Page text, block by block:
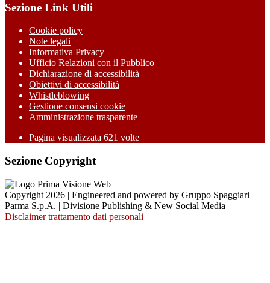
Sezione Link Utili
Cookie policy
Note legali
Informativa Privacy
Ufficio Relazioni con il Pubblico
Dichiarazione di accessibilità
Obiettivi di accessibilità
Whistleblowing
Gestione consensi cookie
Amministrazione trasparente
Pagina visualizzata 621 volte
Sezione Copyright
Copyright 2026 | Engineered and powered by Gruppo Spaggiari
Parma S.p.A. | Divisione Publishing & New Social Media
Disclaimer trattamento dati personali